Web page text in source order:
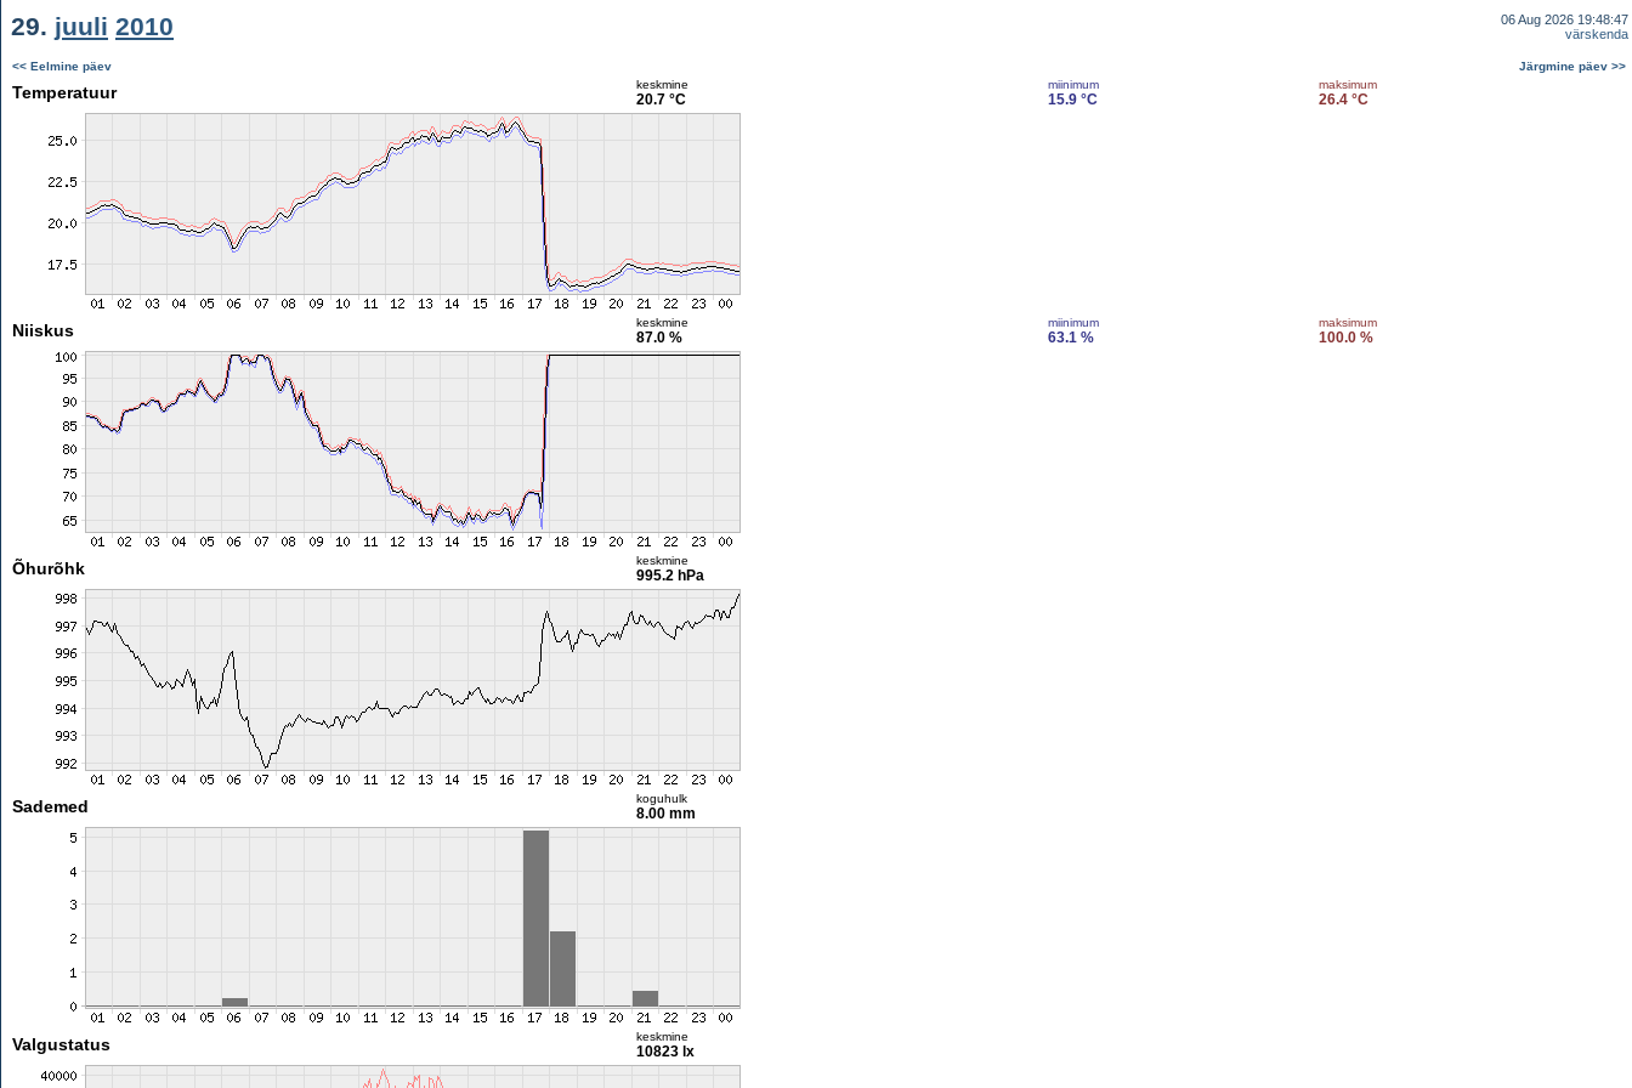
29. juuli 2010
06 Aug 2026 19:48:47
värskenda
<< Eelmine päev Järgmine päev >>
Temperatuur keskmine
20.7 °C
miinimum
15.9 °C
maksimum
26.4 °C
Niiskus keskmine
87.0 %
miinimum
63.1 %
maksimum
100.0 %
Õhurõhk keskmine
995.2 hPa
Sademed koguhulk
8.00 mm
Valgustatus keskmine
10823 lx